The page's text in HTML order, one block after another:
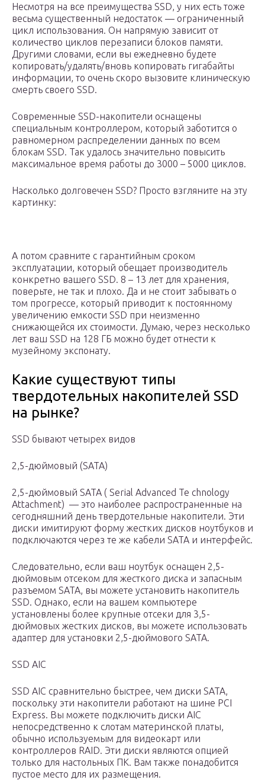
Несмотря на все преимущества SSD, у них есть тоже
весьма существенный недостаток — ограниченный
цикл использования. Он напрямую зависит от
количество циклов перезаписи блоков памяти.
Другими словами, если вы ежедневно будете
копировать/удалять/вновь копировать гигабайты
информации, то очень скоро вызовите клиническую
смерть своего SSD.
Современные SSD-накопители оснащены
специальным контроллером, который заботится о
равномерном распределении данных по всем
блокам SSD. Так удалось значительно повысить
максимальное время работы до 3000 – 5000 циклов.
Насколько долговечен SSD? Просто взгляните на эту
картинку:
А потом сравните с гарантийным сроком
эксплуатации, который обещает производитель
конкретно вашего SSD. 8 – 13 лет для хранения,
поверьте, не так и плохо. Да и не стоит забывать о
том прогрессе, который приводит к постоянному
увеличению емкости SSD при неизменно
снижающейся их стоимости. Думаю, через несколько
лет ваш SSD на 128 ГБ можно будет отнести к
музейному экспонату.
Какие существуют типы
твердотельных накопителей SSD
на рынке?
SSD бывают четырех видов
2,5-дюймовый (SATA)
2,5-дюймовый SATA ( Serial Advanced Te chnology
Attachment) — это наиболее распространенные на
сегодняшний день твердотельные накопители. Эти
диски имитируют форму жестких дисков ноутбуков и
подключаются через те же кабели SATA и интерфейс.
Следовательно, если ваш ноутбук оснащен 2,5-
дюймовым отсеком для жесткого диска и запасным
разъемом SATA, вы можете установить накопитель
SSD. Однако, если на вашем компьютере
установлены более крупные отсеки для 3,5-
дюймовых жестких дисков, вы можете использовать
адаптер для установки 2,5-дюймового SATA.
SSD AIC
SSD AIC сравнительно быстрее, чем диски SATA,
поскольку эти накопители работают на шине PCI
Express. Вы можете подключить диски AIC
непосредственно к слотам материнской платы,
обычно используемым для видеокарт или
контроллеров RAID. Эти диски являются опцией
только для настольных ПК. Вам также понадобится
пустое место для их размещения.